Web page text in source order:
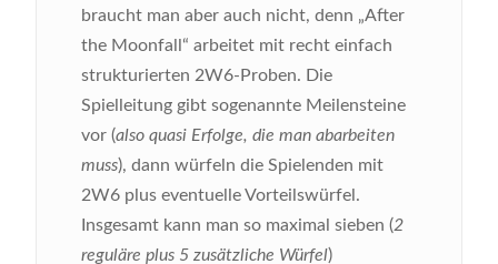
braucht man aber auch nicht, denn „After
the Moonfall“ arbeitet mit recht einfach
strukturierten 2W6-Proben. Die
Spielleitung gibt sogenannte Meilensteine
vor (also quasi Erfolge, die man abarbeiten
muss), dann würfeln die Spielenden mit
2W6 plus eventuelle Vorteilswürfel.
Insgesamt kann man so maximal sieben (2
reguläre plus 5 zusätzliche Würfel)